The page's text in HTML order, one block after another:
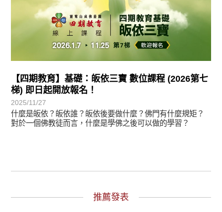
【四期教育】基礎：皈依三寶 數位課程 (2026第七
梯) 即日起開放報名！
2025/11/27
什麼是皈依？皈依誰？皈依後要做什麼？佛門有什麼規矩？
對於一個佛教徒而言，什麼是學佛之後可以做的學習？
推薦發表